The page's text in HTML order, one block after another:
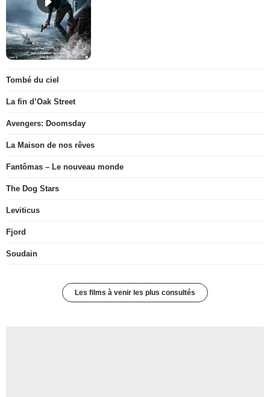
Tombé du ciel
La fin d’Oak Street
Avengers: Doomsday
La Maison de nos rêves
Fantômas – Le nouveau monde
The Dog Stars
Leviticus
Fjord
Soudain
Les films à venir les plus consultés